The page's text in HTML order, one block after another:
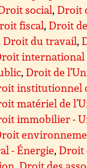
social,Droit
fiscal,Droit
Droit du travail,
international
,Droit de
institutionnel
matériel de
immobilier -
- Énergie,Droit